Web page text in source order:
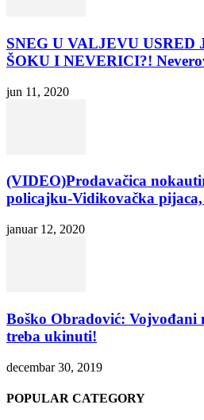
SNEG U VALJEVU USRED
ŠOKU I NEVERICI?!
jun 11, 2020
(VIDEO)Prodavačica
policajku-Vidikovačka
januar 12, 2020
Boško Obradović: Vojvođani
treba ukinuti!
decembar 30, 2019
POPULAR CATEGORY